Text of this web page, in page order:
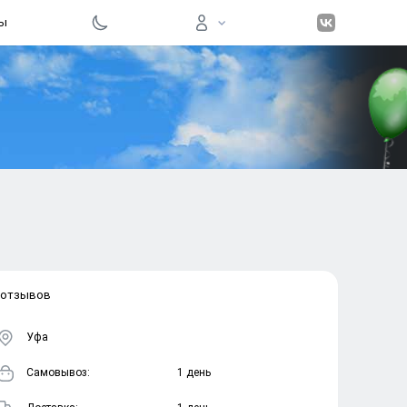
Вход на
Уфа
Cамовывоз: 1 день